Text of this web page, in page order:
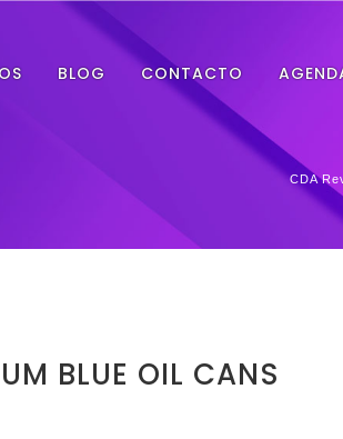
BLOG CONTACTO
CDA
BLUE OIL CANS